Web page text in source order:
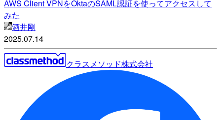
AWS Client VPNをOktaのSAML認証を使ってアクセスして
みた
酒井剛
2025.07.14
クラスメソッド株式会社